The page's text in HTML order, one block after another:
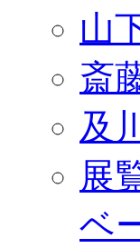
山
斎
及
展
ベ